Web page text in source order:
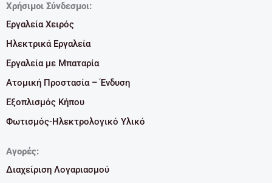
Χρήσιμοι Σύνδεσμοι:
Εργαλεία Χειρός
Ηλεκτρικά Εργαλεία
Εργαλεία με Μπαταρία
Ατομική Προστασία – Ένδυση
Εξοπλισμός Κήπου
Φωτισμός-Ηλεκτρολογικό Υλικό
Αγορές:
Διαχείριση Λογαριασμού